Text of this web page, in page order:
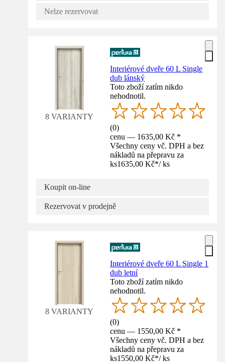
Nelze rezervovat
8 VARIANTY
Interiérové dveře 60 L Single
dub lánský
Toto zboží zatím nikdo
nehodnotil.
(0)
cenu — 1635,00 Kč *
Všechny ceny vč. DPH a bez
nákladů na přepravu za
ks1635,00 Kč*/ ks
Koupit on-line
Rezervovat v prodejně
8 VARIANTY
Interiérové dveře 60 L Single 1
dub letní
Toto zboží zatím nikdo
nehodnotil.
(0)
cenu — 1550,00 Kč *
Všechny ceny vč. DPH a bez
nákladů na přepravu za
ks1550,00 Kč*/ ks